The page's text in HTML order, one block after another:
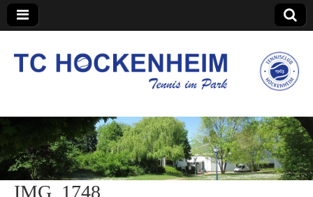
TC Hockenheim
IMG_1748